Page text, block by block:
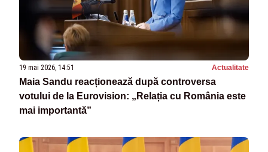
19 mai 2026, 14:51 Actualitate
Maia Sandu reacționează după controversa
votului de la Eurovision: „Relația cu România este
mai importantă”